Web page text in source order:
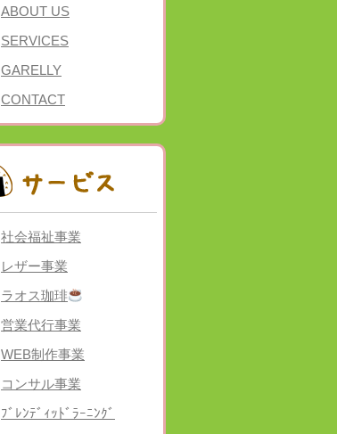
ABOUT US
SERVICES
GARELLY
CONTACT
社会福祉事業
レザー事業
ラオス珈琲
営業代行事業
WEB制作事業
コンサル事業
ﾌﾞﾚﾝﾃﾞｨｯﾄﾞﾗｰﾆﾝｸﾞ